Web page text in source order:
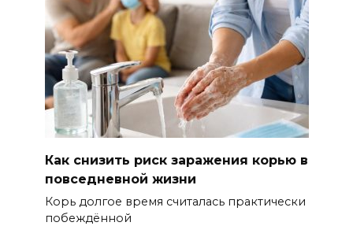
Как снизить риск заражения корью в
повседневной жизни
Корь долгое время считалась практически
побеждённой